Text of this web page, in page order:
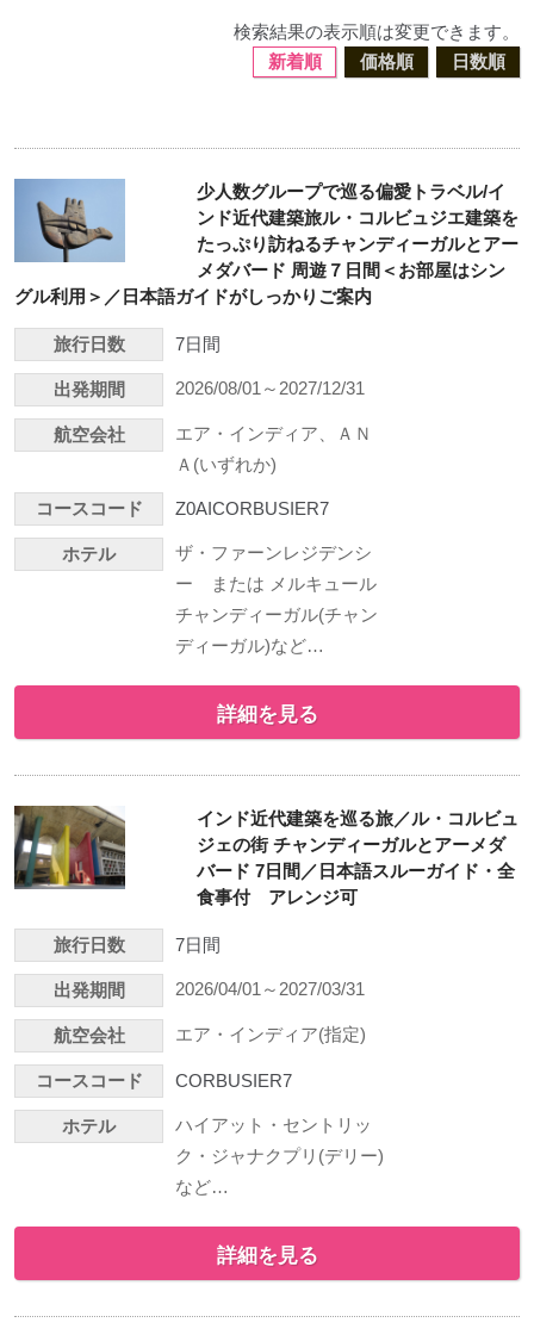
検索結果の表示順は変更できます。
新着順
価格順 日数順
少人数グループで巡る偏愛トラベル/イ
ンド近代建築旅ル・コルビュジエ建築を
たっぷり訪ねるチャンディーガルとアー
メダバード 周遊７日間＜お部屋はシン
グル利用＞／日本語ガイドがしっかりご案内
旅行日数 7日間
出発期間 2026/08/01～2027/12/31
航空会社
エア・インディア、ＡＮ
Ａ(いずれか)
コースコード Z0AICORBUSIER7
ホテル
ザ・ファーンレジデンシ
ー または メルキュール
チャンディーガル(チャン
ディーガル)など…
詳細を見る
インド近代建築を巡る旅／ル・コルビュ
ジェの街 チャンディーガルとアーメダ
バード 7日間／日本語スルーガイド・全
食事付 アレンジ可
旅行日数 7日間
出発期間 2026/04/01～2027/03/31
航空会社 エア・インディア(指定)
コースコード CORBUSIER7
ホテル
ハイアット・セントリッ
ク・ジャナクプリ(デリー)
など…
詳細を見る